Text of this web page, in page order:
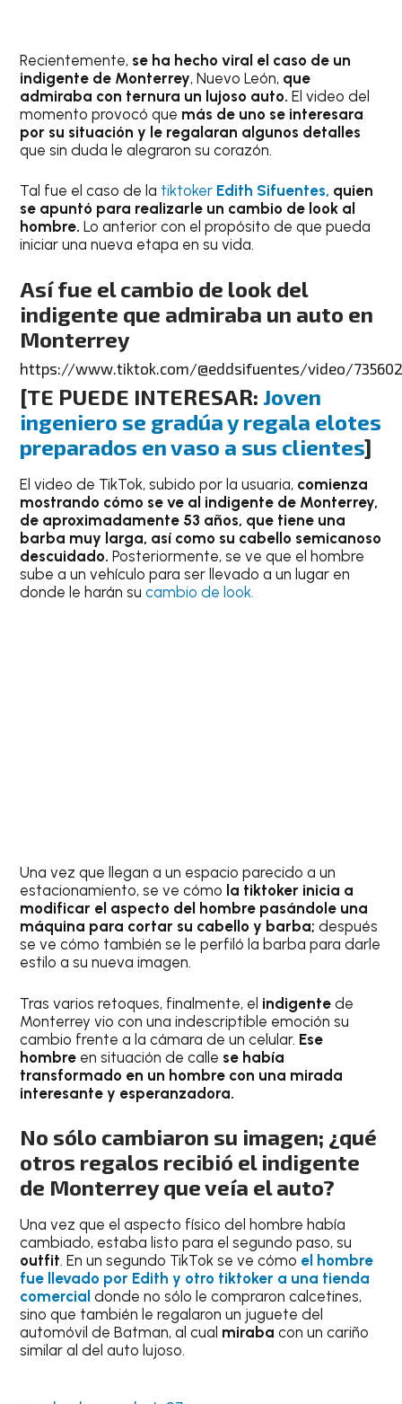
Recientemente, se ha hecho viral el caso de un
indigente de Monterrey, Nuevo León, que
admiraba con ternura un lujoso auto.El video del
momento provocó que más de uno se interesara
por su situación y le regalaran algunos detalles
que sin duda le alegraron su corazón.
Tal fue el caso de la tiktoker Edith Sifuentes, quien
se apuntó para realizarle un cambio de look al
hombre. Lo anterior con el propósito de que pueda
iniciar una nueva etapa en su vida.
Así fue el cambio de look del
indigente que admiraba un auto en
Monterrey
https://www.tiktok.com/@eddsifuentes/video/
[TE PUEDE INTERESAR: Joven
ingeniero se gradúa y regala elotes
preparados en vaso a sus clientes]
El video de TikTok, subido por la usuaria, comienza
mostrando cómo se ve al indigente de Monterrey,
de aproximadamente 53 años, que tiene una
barba muy larga, así como su cabello semicanoso
descuidado. Posteriormente, se ve que el hombre
sube a un vehículo para ser llevado a un lugar en
donde le harán sucambio de look.
Una vez que llegan a un espacio parecido a un
estacionamiento, se ve cómo la tiktoker inicia a
modificar el aspecto del hombre pasándole una
máquina para cortar su cabello y barba; después
se ve cómo también se le perfiló la barba para darle
estilo a su nueva imagen.
Tras varios retoques, finalmente, el indigentede
Monterrey vio con una indescriptible emoción su
cambio frente a la cámara de un celular. Ese
hombre en situación de calle se había
transformado en un hombre con una mirada
interesante y esperanzadora.
No sólo cambiaron su imagen; ¿qué
otros regalos recibió el indigente
de Monterrey que veía el auto?
Una vez que el aspecto físico del hombre había
cambiado, estaba listo para el segundo paso, su
outfit. En un segundo TikTok se ve cómo el hombre
fue llevado por Edith y otro tiktoker a una tienda
comercialdonde no sólo le compraron calcetines,
sino que también le regalaron un juguete del
automóvil de Batman, al cual miraba con un cariño
similar al del auto lujoso.